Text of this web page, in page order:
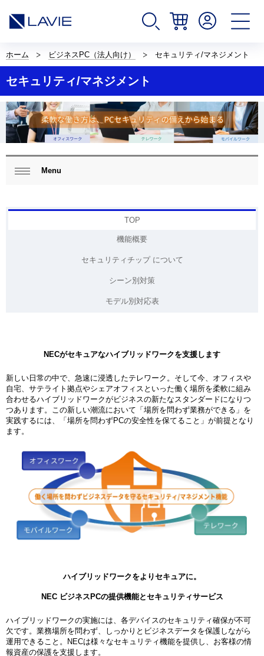
イ
ト
内
の
現
在
位
置
を
す。
ホーム ビジネスPC（法人向け） セキュリティ/マネジメント
セキュリティ/マネジメント
ビ
Menu
TOP
機能概要
セキュリティチップ について
シーン別対策
モデル別対応表
NECがセキュアなハイブリッドワークを支援します
新しい日常の中で、急速に浸透したテレワーク。そして今、オフィスや
自宅、サテライト拠点やシェアオフィスといった働く場所を柔軟に組み
合わせるハイブリッドワークがビジネスの新たなスタンダードになりつ
つあります。この新しい潮流において「場所を問わず業務ができる」を
実践するには、「場所を問わずPCの安全性を保てること」が前提となり
ます。
ハイブリッドワークをよりセキュアに。
NEC ビジネスPCの提供機能とセキュリティサービス
ハイブリッドワークの実施には、各デバイスのセキュリティ確保が不可
欠です。業務場所を問わず、しっかりとビジネスデータを保護しながら
運用できること。NECは様々なセキュリティ機能を提供し、お客様の情
報資産の保護を支援します。